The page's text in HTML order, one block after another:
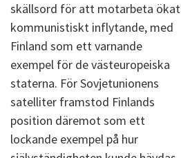
skällsord för att motarbeta ökat
kommunistiskt inflytande, med
Finland som ett varnande
exempel för de västeuropeiska
staterna. För Sovjetunionens
satelliter framstod Finlands
position däremot som ett
lockande exempel på hur